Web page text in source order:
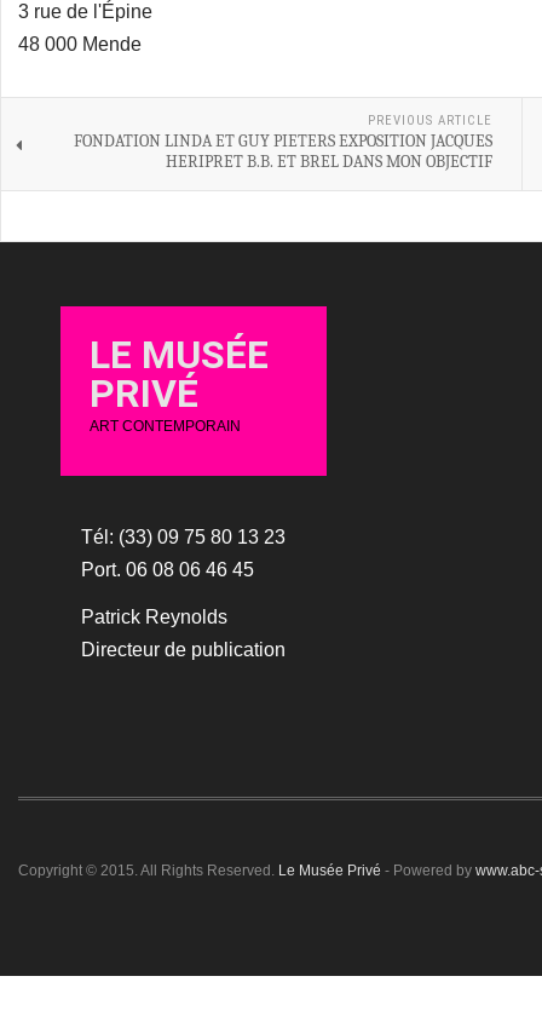
3 rue de l'Épine
48 000 Mende
PREVIOUS ARTICLE
FONDATION LINDA ET GUY PIETERS EXPOSITION JACQUES
HERIPRET B.B. ET BREL DANS MON OBJECTIF
LE MUSÉE
PRIVÉ
ART CONTEMPORAIN
Tél: (33) 09 75 80 13 23
Port. 06 08 06 46 45
Patrick Reynolds
Directeur de publication
Copyright © 2015. All Rights Reserved. Le Musée Privé - Powered by